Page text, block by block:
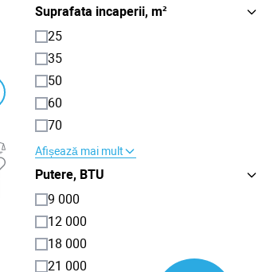
Suprafata incaperii, m²
25
35
50
60
70
Afișează mai mult
Putere, BTU
9 000
12 000
18 000
21 000